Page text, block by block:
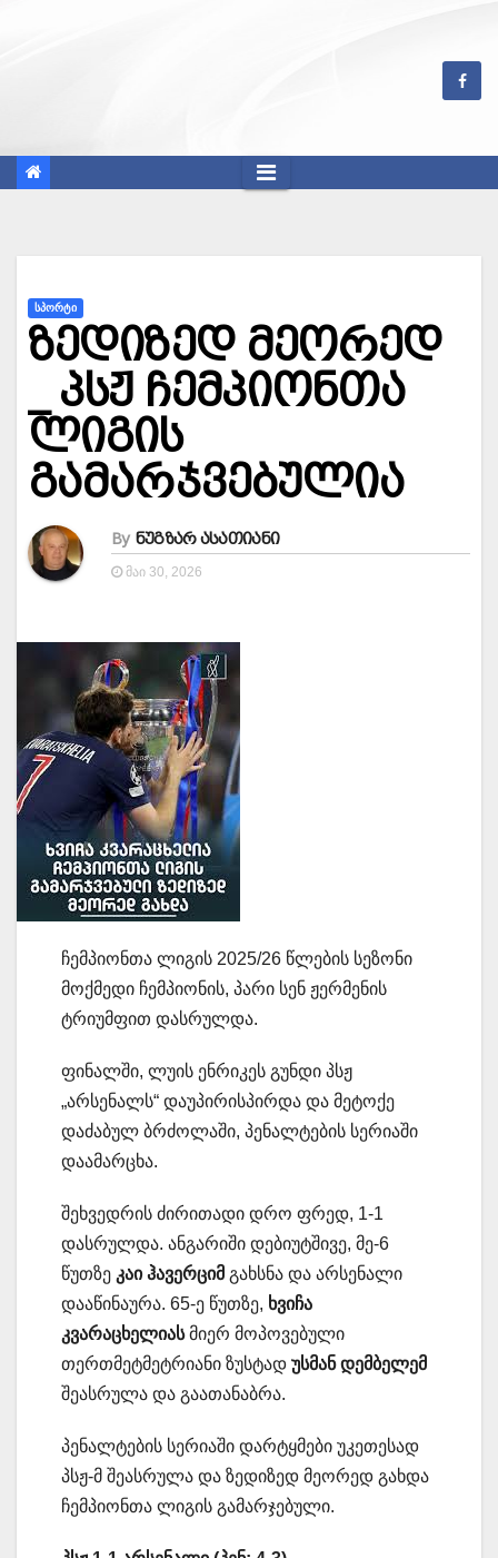
ᲡᲞᲝᲠᲢᲘ
ზედიზედ მეორედ
_ პსჟ ჩემპიონთა
ლიგის
გამარჯვებულია
By ნუგზარ ასათიანი
ᲛᲐᲘ 30, 2026
ჩემპიონთა ლიგის 2025/26 წლების სეზონი
მოქმედი ჩემპიონის, პარი სენ ჟერმენის
ტრიუმფით დასრულდა.
ფინალში, ლუის ენრიკეს გუნდი პსჟ
„არსენალს“ დაუპირისპირდა და მეტოქე
დაძაბულ ბრძოლაში, პენალტების სერიაში
დაამარცხა.
შეხვედრის ძირითადი დრო ფრედ, 1-1
დასრულდა. ანგარიში დებიუტშივე, მე-6
წუთზე კაი ჰავერციმ გახსნა და არსენალი
დააწინაურა. 65-ე წუთზე, ხვიჩა
კვარაცხელიასმიერ მოპოვებული
თერთმეტმეტრიანი ზუსტად უსმან დემბელემ
შეასრულა და გაათანაბრა.
პენალტების სერიაში დარტყმები უკეთესად
პსჟ-მ შეასრულა და ზედიზედ მეორედ გახდა
ჩემპიონთა ლიგის გამარჯებული.